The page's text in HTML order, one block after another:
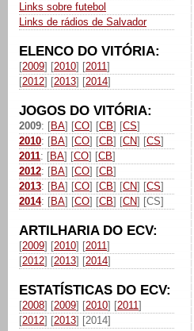
Links sobre futebol
Links de rádios de Salvador
ELENCO DO VITÓRIA:
[2009] [2010] [2011]
[2012] [2013] [2014]
JOGOS DO VITÓRIA:
2009: [BA] [CO] [CB] [CS]
2010: [BA] [CO] [CB] [CN] [CS]
2011: [BA] [CO] [CB]
2012: [BA] [CO] [CB]
2013: [BA] [CO] [CB] [CN] [CS]
2014: [BA] [CO] [CB] [CN] [CS]
ARTILHARIA DO ECV:
[2009] [2010] [2011]
[2012] [2013] [2014]
ESTATÍSTICAS DO ECV:
[2008] [2009] [2010] [2011]
[2012] [2013] [2014]